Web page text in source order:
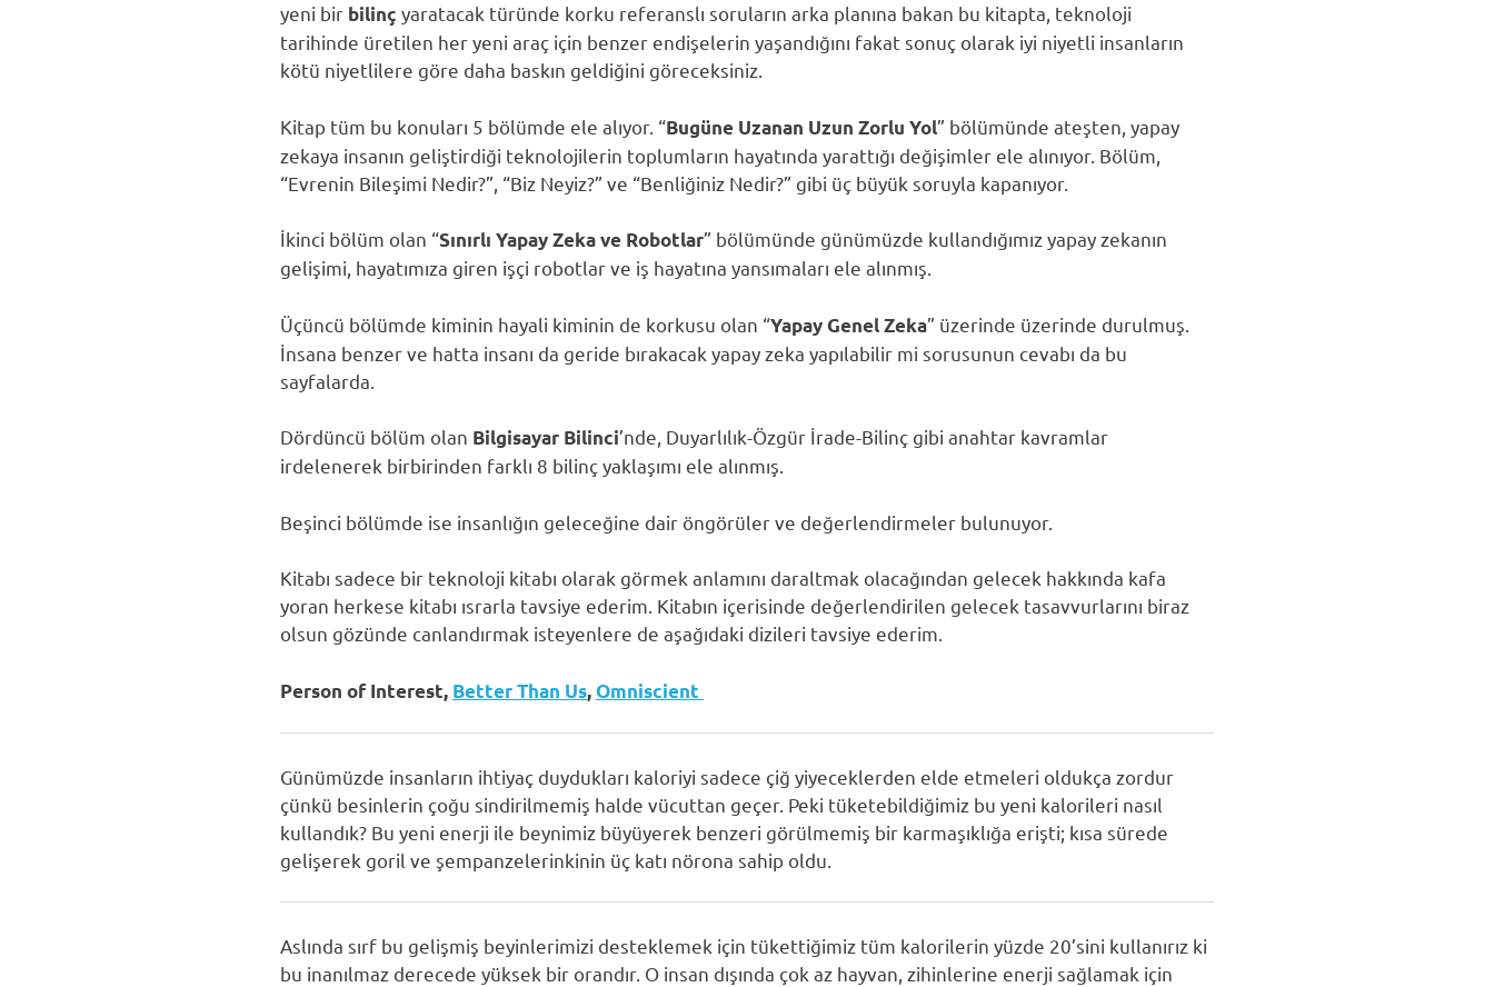
yeni bir bilinç yaratacak türünde korku referanslı soruların arka planına bakan bu kitapta, teknoloji
tarihinde üretilen her yeni araç için benzer endişelerin yaşandığını fakat sonuç olarak iyi niyetli insanların
kötü niyetlilere göre daha baskın geldiğini göreceksiniz.
Kitap tüm bu konuları 5 bölümde ele alıyor. “Bugüne Uzanan Uzun Zorlu Yol” bölümünde ateşten, yapay
zekaya insanın geliştirdiği teknolojilerin toplumların hayatında yarattığı değişimler ele alınıyor. Bölüm,
“Evrenin Bileşimi Nedir?”, “Biz Neyiz?” ve “Benliğiniz Nedir?” gibi üç büyük soruyla kapanıyor.
İkinci bölüm olan “Sınırlı Yapay Zeka ve Robotlar” bölümünde günümüzde kullandığımız yapay zekanın
gelişimi, hayatımıza giren işçi robotlar ve iş hayatına yansımaları ele alınmış.
Üçüncü bölümde kiminin hayali kiminin de korkusu olan “Yapay Genel Zeka” üzerinde üzerinde durulmuş.
İnsana benzer ve hatta insanı da geride bırakacak yapay zeka yapılabilir mi sorusunun cevabı da bu
sayfalarda.
Dördüncü bölüm olan Bilgisayar Bilinci’nde, Duyarlılık-Özgür İrade-Bilinç gibi anahtar kavramlar
irdelenerek birbirinden farklı 8 bilinç yaklaşımı ele alınmış.
Beşinci bölümde ise insanlığın geleceğine dair öngörüler ve değerlendirmeler bulunuyor.
Kitabı sadece bir teknoloji kitabı olarak görmek anlamını daraltmak olacağından gelecek hakkında kafa
yoran herkese kitabı ısrarla tavsiye ederim. Kitabın içerisinde değerlendirilen gelecek tasavvurlarını biraz
olsun gözünde canlandırmak isteyenlere de aşağıdaki dizileri tavsiye ederim.
Person of Interest, Better Than Us,Omniscient
Günümüzde insanların ihtiyaç duydukları kaloriyi sadece çiğ yiyeceklerden elde etmeleri oldukça zordur
çünkü besinlerin çoğu sindirilmemiş halde vücuttan geçer. Peki tüketebildiğimiz bu yeni kalorileri nasıl
kullandık? Bu yeni enerji ile beynimiz büyüyerek benzeri görülmemiş bir karmaşıklığa erişti; kısa sürede
gelişerek goril ve şempanzelerinkinin üç katı nörona sahip oldu.
Aslında sırf bu gelişmiş beyinlerimizi desteklemek için tükettiğimiz tüm kalorilerin yüzde 20’sini kullanırız ki
bu inanılmaz derecede yüksek bir orandır. O insan dışında çok az hayvan, zihinlerine enerji sağlamak için